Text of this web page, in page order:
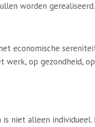
worden gerealiseerd.
economische
werk, op gezondheid,
niet alleen